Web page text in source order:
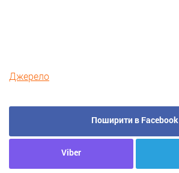
Джерело
Поширити в Facebook
Viber